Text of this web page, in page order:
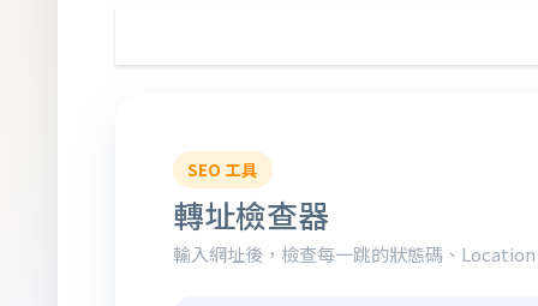
SEO 工具
轉址檢查器
輸入網址後，檢查每一跳的狀態碼、